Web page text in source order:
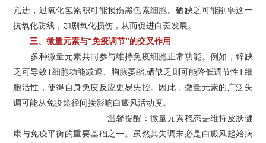
亢进，过氧化氢累积可能损伤黑色素细胞。硒缺乏可能削弱这一
抗氧化防线，加剧氧化损伤，从而促进白斑发展。
三、微量元素与“免疫调节”的交叉作用
多种微量元素共同参与维持免疫细胞正常功能。例如，锌缺
乏可导致T细胞功能减退、胸腺萎缩;硒缺乏则可能降低调节性T细
胞活性，使得自身免疫反应更易失控。因此，微量元素的广泛失
调可能从免疫途径间接影响白癜风活动度。
温馨提醒：微量元素稳态是维持皮肤健
康与免疫平衡的重要基础之一。虽然其失调未必是白癜风起始病